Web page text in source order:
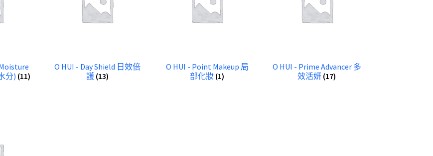
分) (11)
O HUI - Day Shield 日效倍
護 (13)
O HUI - Point Makeup 局
部化妝 (1)
O HUI - Prime Advancer 多
效活妍 (17)